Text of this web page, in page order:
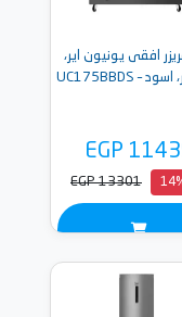
افقى يونيون اير،
EGP
EGP 13301